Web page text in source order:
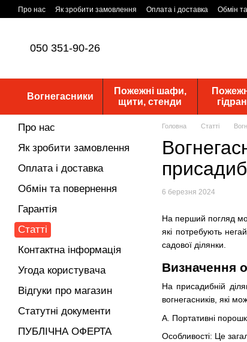
Перейти до основного контенту
Про нас Як зробити замовлення Оплата і доставка Обмін
050 351-90-26
Вогнегасники
Пожежні шафи,
щити, стенди
Головна Статті
6 березня 2024
На перший погляд
які потребують
садової ділянки.
Визначення
На присадибній
вогнегасників, які
A. Портативні
Особливості: Це
Про нас
Як зробити замовлення
Оплата і доставка
Обмін та повернення
Гарантія
Статті
Контактна інформація
Угода користувача
Відгуки про магазин
Статутні документи
ПУБЛІЧНА ОФЕРТА